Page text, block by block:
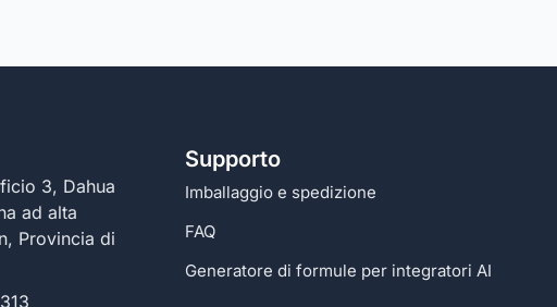
3, Dahua
ad alta
Provincia di
Supporto
Imballaggio e spedizione
FAQ
Generatore di formule per integratori AI